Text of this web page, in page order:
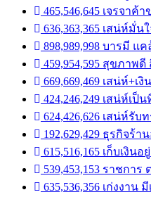
465,546,645 เจรจาค้
636,363,365 เสน่ห์มั่น
898,989,998 บารมี แ
459,954,595 สุขภาพ
669,669,469 เสน่ห์+เ
424,246,249 เสน่ห์เ
624,426,626 เสน่ห์รั
192,629,429 ธุรกิจร้
615,516,165 เก็บเงิน
539,453,153 ราชกา
635,536,356 เก่งงาน